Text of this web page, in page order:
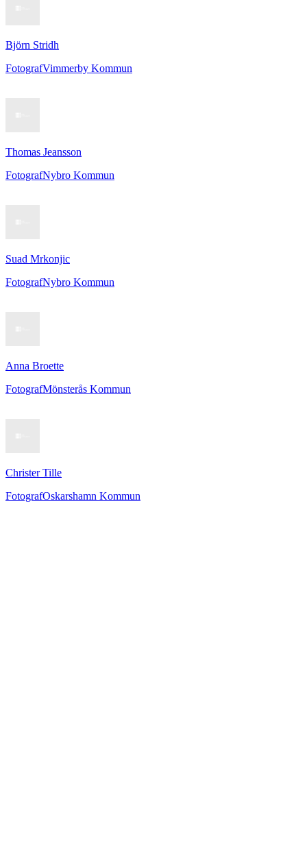
Björn Stridh
FotografVimmerby Kommun
Thomas Jeansson
FotografNybro Kommun
Suad Mrkonjic
FotografNybro Kommun
Anna Broette
FotografMönsterås Kommun
Christer Tille
FotografOskarshamn Kommun